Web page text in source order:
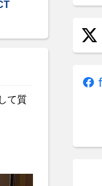
て質